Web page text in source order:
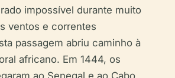
impossível durante muito
ventos e correntes
passagem abriu caminho à
africano. Em 1444, os
ao Senegal e ao Cabo